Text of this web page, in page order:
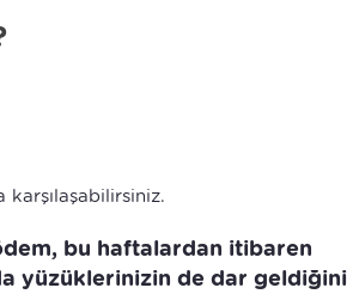
karşılaşabilirsiniz.
bu haftalardan itibaren
yüzüklerinizin de dar geldiğini